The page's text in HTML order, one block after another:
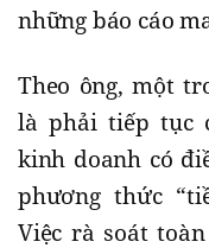
những báo cáo
Theo ông, một
là phải tiếp tục
kinh doanh có
phương thức
Việc rà soát